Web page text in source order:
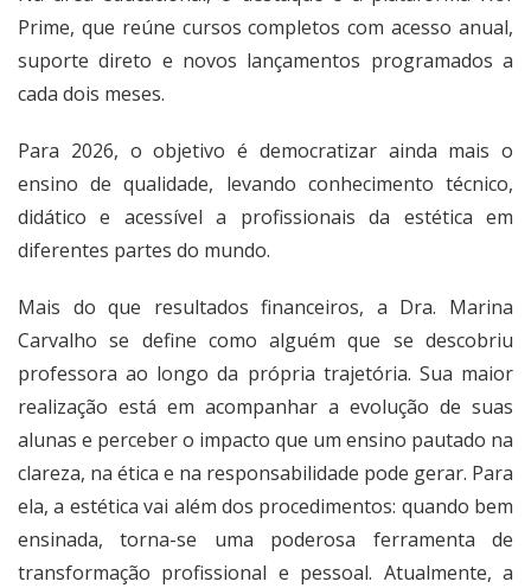
Prime, que reúne cursos completos com acesso anual,
suporte direto e novos lançamentos programados a
cada dois meses.
Para 2026, o objetivo é democratizar ainda mais o
ensino de qualidade, levando conhecimento técnico,
didático e acessível a profissionais da estética em
diferentes partes do mundo.
Mais do que resultados financeiros, a Dra. Marina
Carvalho se define como alguém que se descobriu
professora ao longo da própria trajetória. Sua maior
realização está em acompanhar a evolução de suas
alunas e perceber o impacto que um ensino pautado na
clareza, na ética e na responsabilidade pode gerar. Para
ela, a estética vai além dos procedimentos: quando bem
ensinada, torna-se uma poderosa ferramenta de
transformação profissional e pessoal. Atualmente, a